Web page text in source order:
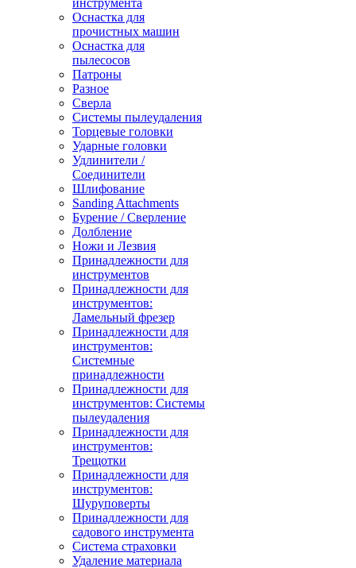
инструмента
Оснастка для
прочистных машин
Оснастка для
пылесосов
Патроны
Разное
Сверла
Системы пылеудаления
Торцевые головки
Ударные головки
Удлинители /
Соединители
Шлифование
Sanding Attachments
Бурение / Сверление
Долбление
Ножи и Лезвия
Принадлежности для
инструментов
Принадлежности для
инструментов:
Ламельный фрезер
Принадлежности для
инструментов:
Системные
принадлежности
Принадлежности для
инструментов: Системы
пылеудаления
Принадлежности для
инструментов:
Трещотки
Принадлежности для
инструментов:
Шуруповерты
Принадлежности для
садового инструмента
Система страховки
Удаление материала